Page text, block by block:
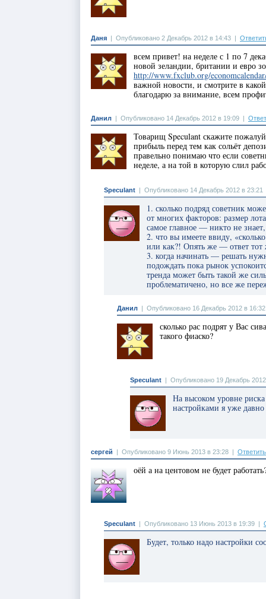
Даня | Опубликовано 2 Декабрь 2012 в 14:43 |
всем привет! на неделе с 1 по 7
новой зеландии, британии и евро
http://www.fxclub.org/
важной новости, и смотрите в
благодарю за внимание, всем
Данил | Опубликовано 14 Декабрь 2012 в 19:09 |
Товарищ Speculant скажите
прибыль перед тем как сольёт
правельно понимаю что если
неделе, а на той в которую слил
Speculant | Опубликовано 14 Декабрь 2012 в 23:21
1. сколько подряд советник
от многих факторов: размер
самое главное — никто не
2. что вы имеете ввиду,
или как?! Опять же — ответ
3. когда начинать — решать
подождать пока рынок
тренда может быть такой же
проблематичено, но все же
Данил | Опубликовано 16 Декабрь 2012 в 16:32
сколько рас подрят у Вас
такого фиаско?
Speculant | Опубликовано 19 Декабрь
На высоком уровне
настройками я уже
сергей | Опубликовано 9 Июнь 2013 в 23:28 | Ответить
оёй а на центовом не будет
Speculant | Опубликовано 13 Июнь 2013 в 19:39 |
Будет, только надо настройки